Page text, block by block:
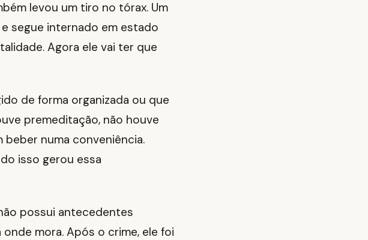
levou um tiro no tórax. Um
segue internado em estado
Agora ele vai ter que
de forma organizada ou que
premeditação, não houve
beber numa conveniência.
isso gerou essa
possui antecedentes
mora. Após o crime, ele foi